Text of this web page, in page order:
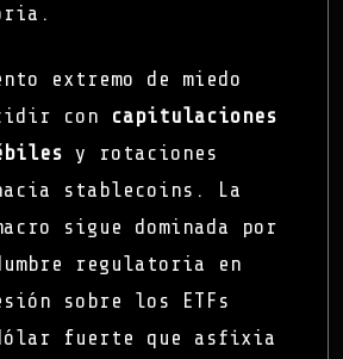
extremo de miedo
con capitulaciones
y rotaciones
stablecoins. La
sigue dominada por
regulatoria en
sobre los ETFs
fuerte que asfixia